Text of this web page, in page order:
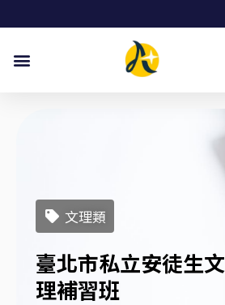
文理類
臺北市私立安徒生文
理補習班